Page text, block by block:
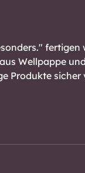
fertigen
Wellpappe
Produkte sicher